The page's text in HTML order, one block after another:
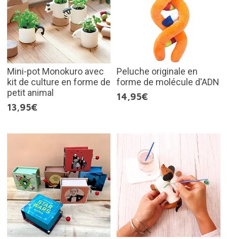
Mini-pot Monokuro avec
kit de culture en forme de
petit animal
13,95€
Peluche originale en
forme de molécule d'ADN
14,95€